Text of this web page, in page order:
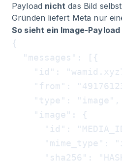
Payload nicht das Bild
Gründen liefert Meta nur
So sieht ein Image-Payload
{
  "messages": [{
"id":
"from":
    "type": "image",
    "image": {
"id":
"mime_type":
"sha256":